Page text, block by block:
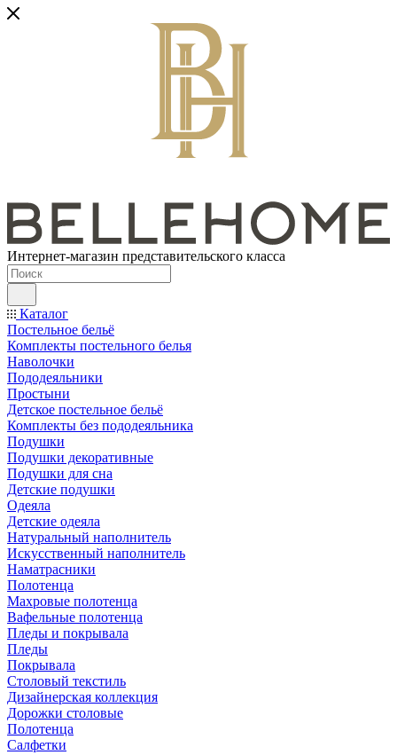
Интернет-магазин представительского класса
Каталог
Постельное бельё
Комплекты постельного белья
Наволочки
Пододеяльники
Простыни
Детское постельное бельё
Комплекты без пододеяльника
Подушки
Подушки декоративные
Подушки для сна
Детские подушки
Одеяла
Детские одеяла
Натуральный наполнитель
Искуcственный наполнитель
Наматрасники
Полотенца
Махровые полотенца
Вафельные полотенца
Пледы и покрывала
Пледы
Покрывала
Столовый текстиль
Дизайнерская коллекция
Дорожки столовые
Полотенца
Салфетки